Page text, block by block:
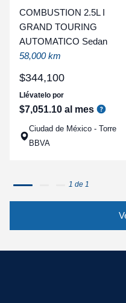
COMBUSTION 2.5L I
GRAND TOURING
AUTOMATICO Sedan
58,000 km
$344,100
Llévatelo por
$7,051.10 al mes
Ciudad de México - Torre
BBVA
1 de 1